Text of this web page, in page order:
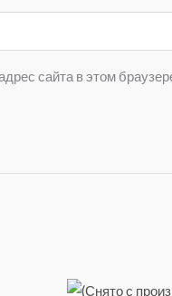
сайта в этом